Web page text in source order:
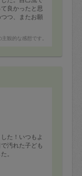
良かったと思
つ、またお願
観的な感想です。
た！いつもよ
汚れた子ども
。